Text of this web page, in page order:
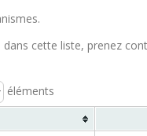
cette liste, prenez
éléments